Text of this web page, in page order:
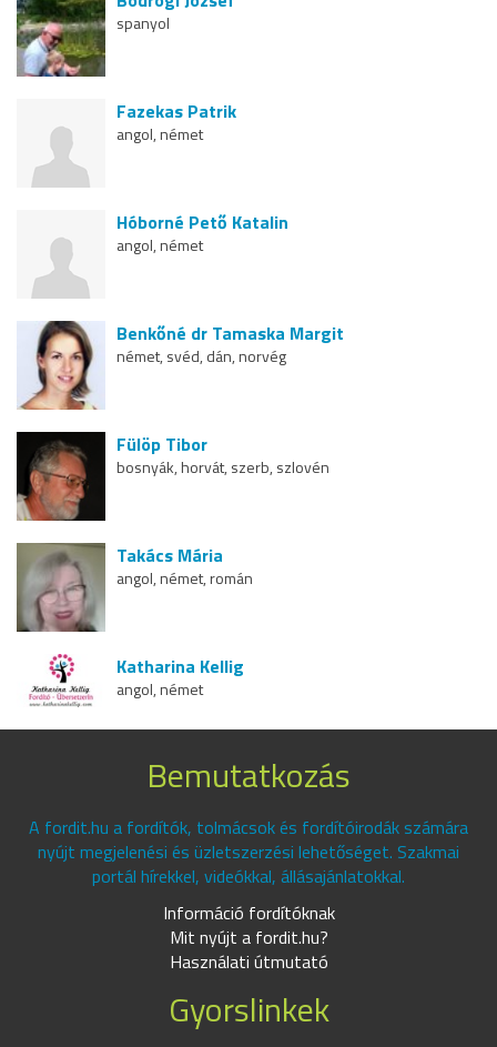
spanyol
Fazekas Patrik
angol, német
Hóborné Pető Katalin
angol, német
Benkőné dr Tamaska Margit
német, svéd, dán, norvég
Fülöp Tibor
bosnyák, horvát, szerb, szlovén
Takács Mária
angol, német, román
Katharina Kellig
angol, német
Bemutatkozás
A fordit.hu a fordítók, tolmácsok és fordítóirodák számára
nyújt megjelenési és üzletszerzési lehetőséget. Szakmai
portál hírekkel, videókkal, állásajánlatokkal.
Információ fordítóknak
Mit nyújt a fordit.hu?
Használati útmutató
Gyorslinkek